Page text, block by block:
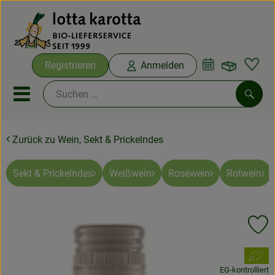
Registrieren Anmelden
Mobiles Menu öffnen oder
Ökokisten
Bio-Kochboxen
Zurück zu Wein, Sekt & Prickelndes
Sekt & Prickelndes Weißwein Roséwein Rotwein
, Verband:
EG-kontrolliert